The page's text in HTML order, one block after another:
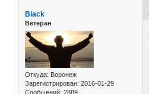
Black
Ветеран
Откуда: Воронеж
Зарегистрирован: 2016-01-29
Сообщений: 2889